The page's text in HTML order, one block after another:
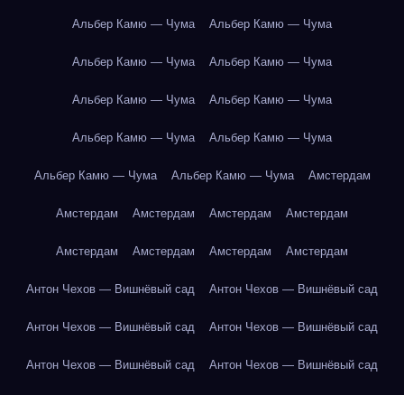
Альбер Камю — Чума Альбер Камю — Чума
Альбер Камю — Чума Альбер Камю — Чума
Альбер Камю — Чума Альбер Камю — Чума
Альбер Камю — Чума Альбер Камю — Чума
Альбер Камю — Чума Альбер Камю — Чума Амстердам
Амстердам Амстердам Амстердам Амстердам
Амстердам Амстердам Амстердам Амстердам
Антон Чехов — Вишнёвый сад Антон Чехов — Вишнёвый сад
Антон Чехов — Вишнёвый сад Антон Чехов — Вишнёвый сад
Антон Чехов — Вишнёвый сад Антон Чехов — Вишнёвый сад